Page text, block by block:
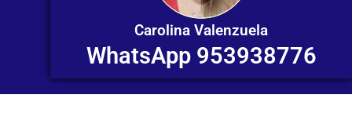
Carolina Valenzuela
WhatsApp 953938776